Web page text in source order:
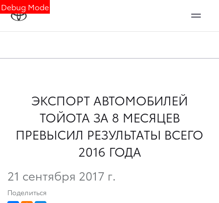
Debug Mode
ЭКСПОРТ АВТОМОБИЛЕЙ
ТОЙОТА ЗА 8 МЕСЯЦЕВ
ПРЕВЫСИЛ РЕЗУЛЬТАТЫ ВСЕГО
2016 ГОДА
21 сентября 2017 г.
Поделиться